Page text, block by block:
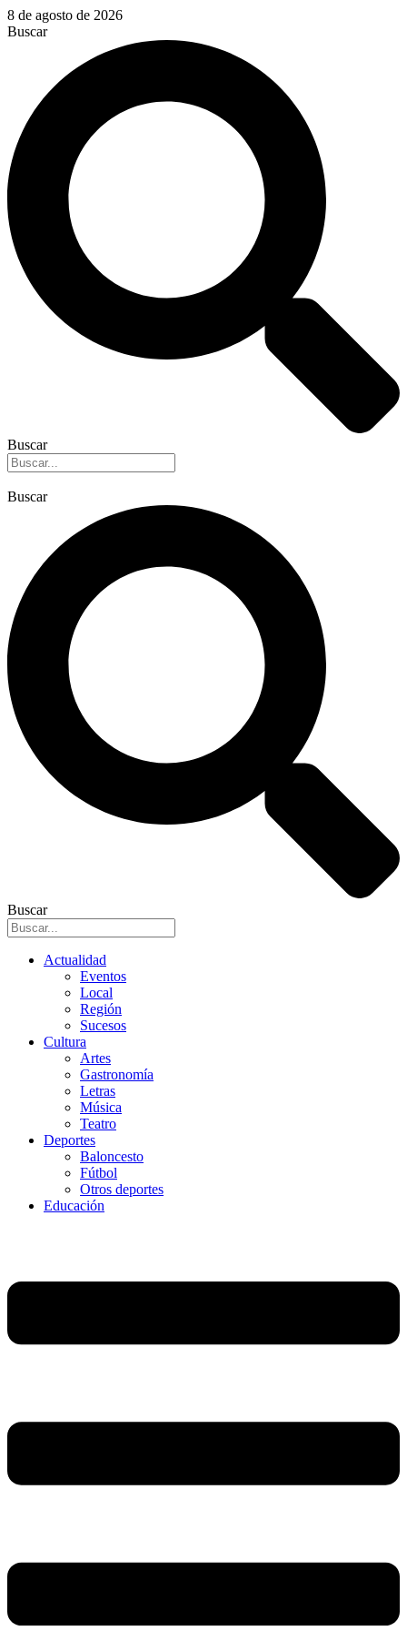
Ir
al
8 de agosto de 2026
Buscar
Buscar
Buscar
Buscar
Actualidad
Eventos
Local
Región
Sucesos
Cultura
Artes
Gastronomía
Letras
Música
Teatro
Deportes
Baloncesto
Fútbol
Otros deportes
Educación